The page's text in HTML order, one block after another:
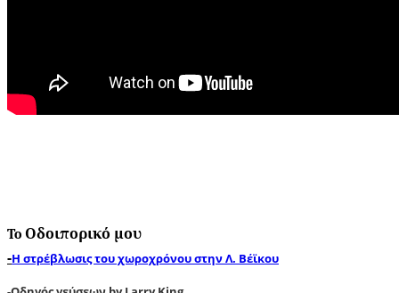
To Οδοιπορικό μου
-Η στρέβλωσις του χωροχρόνου στην Λ. Βέϊκου